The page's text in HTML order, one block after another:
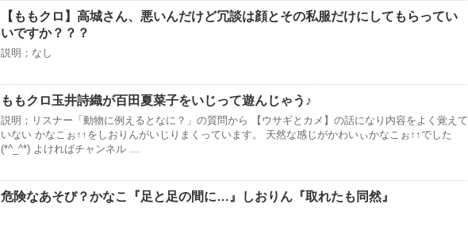
【ももクロ】高城さん、悪いんだけど冗談は顔とその私服だけにしてもらってい
いですか？？？
説明；なし
ももクロ玉井詩織が百田夏菜子をいじって遊んじゃう♪
説明；リスナー「動物に例えるとなに？」の質問から 【ウサギとカメ】の話になり内容をよく覚えて
いない かなこぉ↑↑をしおりんがいじりまくっています。 天然な感じがかわいぃかなこぉ↑↑でした
(*^_^*) よければチャンネル …
危険なあそび？かなこ『足と足の間に…』しおりん『取れたも同然』